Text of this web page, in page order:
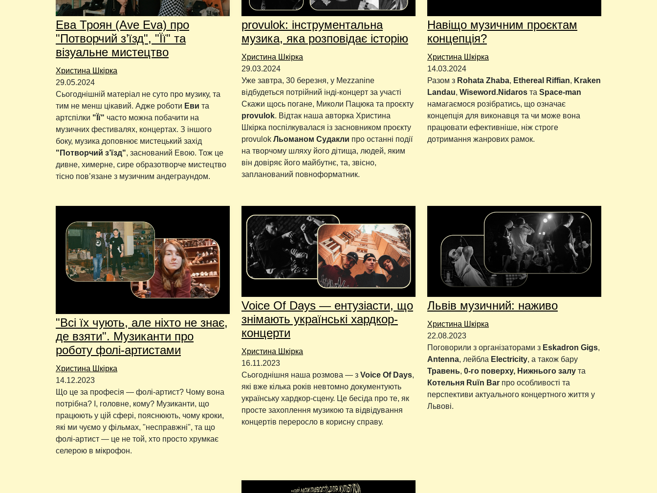
Ева Троян (Ave Eva) про
"Потворчий з’їзд", "Її" та
візуальне мистецтво
Христина Шкірка
29.05.2024
Сьогоднішній матеріал не суто про музику, та
тим не менш цікавий. Адже роботи Еви та
артспілки "Її" часто можна побачити на
музичних фестивалях, концертах. З іншого
боку, музика доповнює мистецький захід
"Потворчий з’їзд", заснований Евою. Тож це
дивне, химерне, сире образотворче мистецтво
тісно пов’язане з музичним андеграундом.
provulok: інструментальна
музика, яка розповідає історію
Христина Шкірка
29.03.2024
Уже завтра, 30 березня, у Mezzanine
відбудеться потрійний інді-концерт за участі
Скажи щось погане, Миколи Пацюка та проєкту
provulok. Відтак наша авторка Христина
Шкірка поспілкувалася із засновником проєкту
provulok Льоманом Судакли про останні події
на творчому шляху його дітища, людей, яким
він довіряє його майбутнє, та, звісно,
запланований повноформатник.
Навіщо музичним проєктам
концепція?
Христина Шкірка
14.03.2024
Разом з Rohata Zhaba, Ethereal Riffian, Kraken
Landau, Wiseword.Nidaros та Space-man
намагаємося розібратись, що означає
концепція для виконавця та чи може вона
працювати ефективніше, ніж строге
дотримання жанрових рамок.
"Всі їх чують, але ніхто не знає,
де взяти". Музиканти про
роботу фолі-артистами
Христина Шкірка
14.12.2023
Що це за професія — фолі-артист? Чому вона
потрібна? І, головне, кому? Музиканти, що
працюють у цій сфері, пояснюють, чому кроки,
які ми чуємо у фільмах, "несправжні", та що
фолі-артист — це не той, хто просто хрумкає
селерою в мікрофон.
Voice Of Days — ентузіасти, що
знімають українські хардкор-
концерти
Христина Шкірка
16.11.2023
Сьогоднішня наша розмова — з Voice Of Days,
які вже кілька років невтомно документують
українську хардкор-сцену. Це бесіда про те, як
просте захоплення музикою та відвідування
концертів переросло в корисну справу.
Львів музичний: наживо
Христина Шкірка
22.08.2023
Поговорили з організаторами з Eskadron Gigs,
Antenna, лейбла Elеctricity, а також бару
Травень, 0-го поверху, Нижнього залу та
Котельня Ruїn Bar про особливості та
перспективи актуального концертного життя у
Львові.